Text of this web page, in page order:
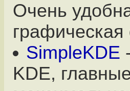
Очень
графическая
SimpleKDE
KDE,